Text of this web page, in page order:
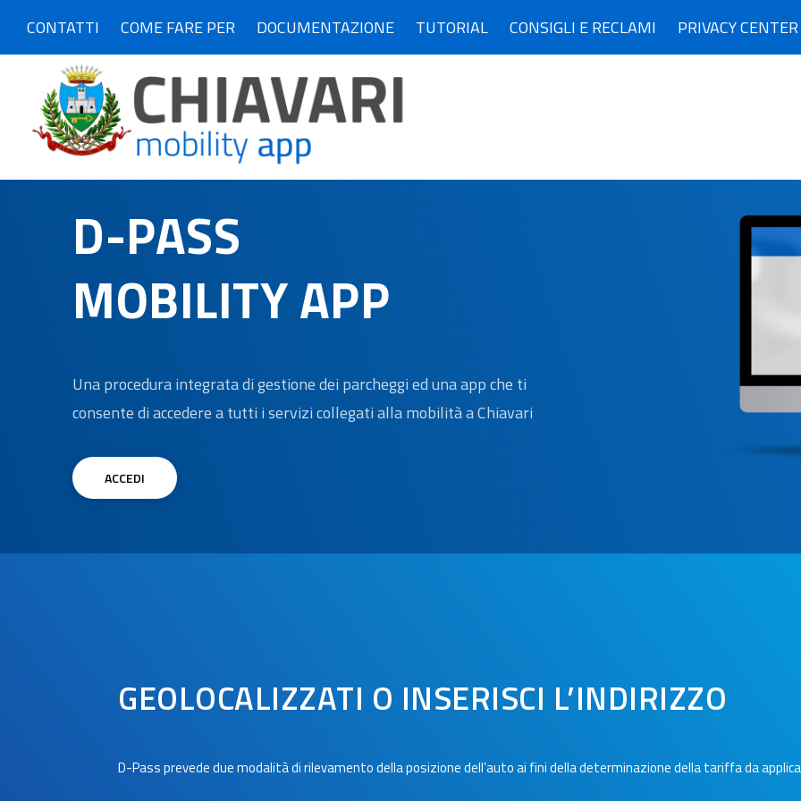
CONTATTI COME FARE PER DOCUMENTAZIONE TUTORIAL CONSIGLI E RECLAMI PRIVACY CENTER
D-PASS
MOBILITY APP
Una procedura integrata di gestione dei parcheggi ed una app che ti
consente di accedere a tutti i servizi collegati alla mobilità a Chiavari
ACCEDI
GEOLOCALIZZATI O INSERISCI L’INDIRIZZO
D-Pass prevede due modalità di rilevamento della posizione dell’auto ai fini della determinazione della tariffa da